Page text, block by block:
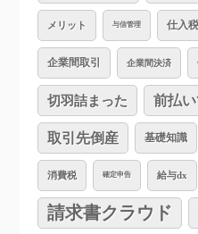
メリット 与信管理 仕入
企業間取引 企業間決済
切羽詰まった 前払
取引先倒産 基礎知識
消費税 確定申告 給与dx
請求書クラウド